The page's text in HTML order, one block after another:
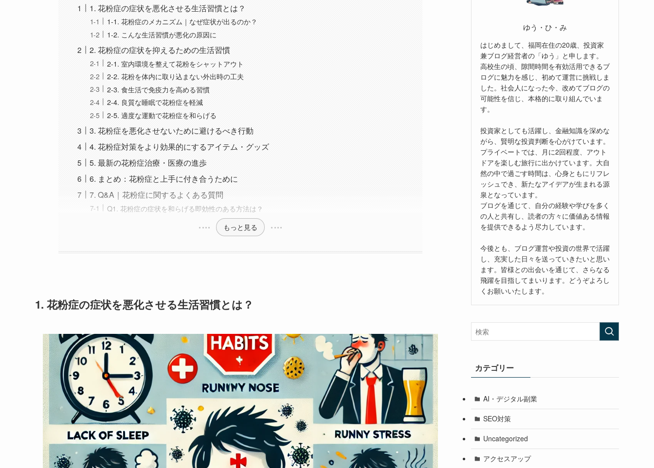
1. 花粉症の症状を悪化させる生活習慣とは？
1-1. 花粉症のメカニズム｜なぜ症状が出るのか？
1-2. こんな生活習慣が悪化の原因に
2. 花粉症の症状を抑えるための生活習慣
2-1. 室内環境を整えて花粉をシャットアウト
2-2. 花粉を体内に取り込まない外出時の工夫
2-3. 食生活で免疫力を高める習慣
2-4. 良質な睡眠で花粉症を軽減
2-5. 適度な運動で花粉症を和らげる
3. 花粉症を悪化させないために避けるべき行動
4. 花粉症対策をより効果的にするアイテム・グッズ
5. 最新の花粉症治療・医療の進歩
6. まとめ：花粉症と上手に付き合うために
7. Q&A｜花粉症に関するよくある質問
Q1. 花粉症の症状を和らげる即効性のある方法は？
もっと見る
1. 花粉症の症状を悪化させる生活習慣とは？
ゆう・ひ・み
はじめまして、福岡在住の20歳、投資家
兼ブログ経営者の「ゆう」と申します。
高校生の頃、隙間時間を有効活用できるブ
ログに魅力を感じ、初めて運営に挑戦しま
した。社会人になった今、改めてブログの
可能性を信じ、本格的に取り組んでいま
す。
投資家としても活躍し、金融知識を深めな
がら、賢明な投資判断を心がけています。
プライベートでは、月に2回程度、アウト
ドアを楽しむ旅行に出かけています。大自
然の中で過ごす時間は、心身ともにリフレ
ッシュでき、新たなアイデアが生まれる源
泉となっています。
ブログを通じて、自分の経験や学びを多く
の人と共有し、読者の方々に価値ある情報
を提供できるよう尽力しています。
今後とも、ブログ運営や投資の世界で活躍
し、充実した日々を送っていきたいと思い
ます。皆様との出会いを通じて、さらなる
飛躍を目指してまいります。どうぞよろし
くお願いいたします。
カテゴリー
AI・デジタル副業
SEO対策
Uncategorized
アクセスアップ